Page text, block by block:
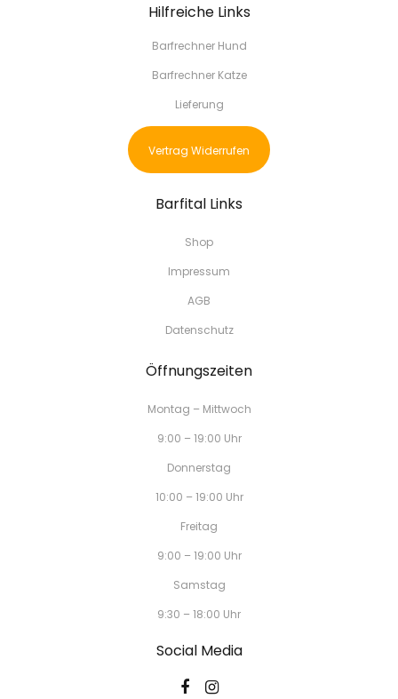
Hilfreiche Links
Barfrechner Hund
Barfrechner Katze
Lieferung
Vertrag Widerrufen
Barfital Links
Shop
Impressum
AGB
Datenschutz
Öffnungszeiten
Montag – Mittwoch
9:00 – 19:00 Uhr
Donnerstag
10:00 – 19:00 Uhr
Freitag
9:00 – 19:00 Uhr
Samstag
9:30 – 18:00 Uhr
Social Media